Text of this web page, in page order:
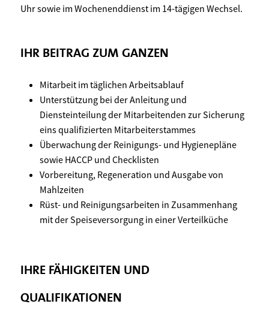
Uhr sowie im Wochenenddienst im 14-tägigen Wechsel.
IHR BEITRAG ZUM GANZEN
Mitarbeit im täglichen Arbeitsablauf
Unterstützung bei der Anleitung und
Diensteinteilung der Mitarbeitenden zur Sicherung
eins qualifizierten Mitarbeiterstammes
Überwachung der Reinigungs- und Hygienepläne
sowie HACCP und Checklisten
Vorbereitung, Regeneration und Ausgabe von
Mahlzeiten
Rüst- und Reinigungsarbeiten in Zusammenhang
mit der Speiseversorgung in einer Verteilküche
IHRE FÄHIGKEITEN UND
QUALIFIKATIONEN